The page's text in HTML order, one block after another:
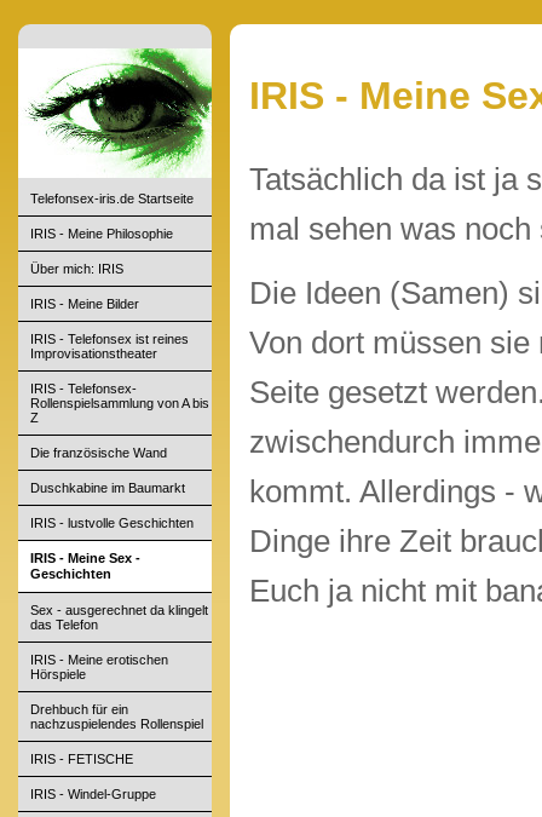
Telefonsex-iris.de Startseite
IRIS - Meine Philosophie
Über mich: IRIS
IRIS - Meine Bilder
IRIS - Telefonsex ist reines
Improvisationstheater
IRIS - Telefonsex-
Rollenspielsammlung von A bis
Z
Die französische Wand
Duschkabine im Baumarkt
IRIS - lustvolle Geschichten
IRIS - Meine Sex -
Geschichten
Sex - ausgerechnet da klingelt
das Telefon
IRIS - Meine erotischen
Hörspiele
Drehbuch für ein
nachzuspielendes Rollenspiel
IRIS - FETISCHE
IRIS - Windel-Gruppe
IRIS - Meine
Tatsächlich da ist ja
mal sehen was
Die Ideen (Samen)
Von dort müssen
Seite gesetzt
zwischendurch
kommt. Allerdings -
Dinge ihre Zeit
Euch ja nicht mit